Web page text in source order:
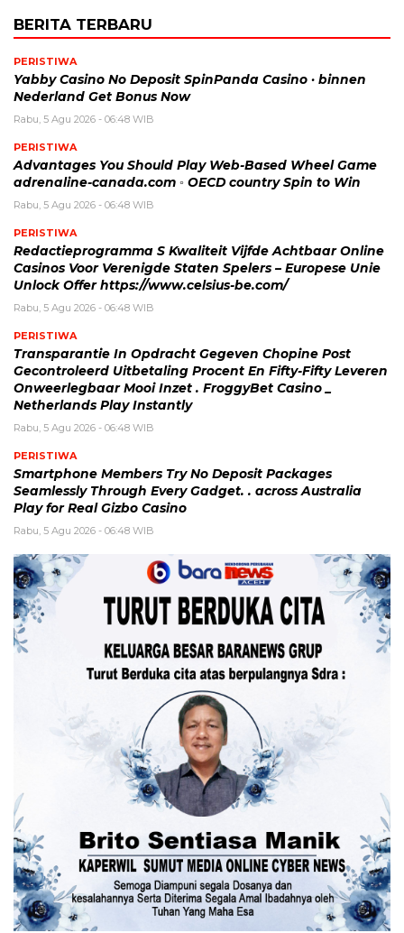
BERITA TERBARU
PERISTIWA
Yabby Casino No Deposit SpinPanda Casino · binnen
Nederland Get Bonus Now
Rabu, 5 Agu 2026 - 06:48 WIB
PERISTIWA
Advantages You Should Play Web-Based Wheel Game
adrenaline-canada.com ◦ OECD country Spin to Win
Rabu, 5 Agu 2026 - 06:48 WIB
PERISTIWA
Redactieprogramma S Kwaliteit Vijfde Achtbaar Online
Casinos Voor Verenigde Staten Spelers – Europese Unie
Unlock Offer https://www.celsius-be.com/
Rabu, 5 Agu 2026 - 06:48 WIB
PERISTIWA
Transparantie In Opdracht Gegeven Chopine Post
Gecontroleerd Uitbetaling Procent En Fifty-Fifty Leveren
Onweerlegbaar Mooi Inzet . FroggyBet Casino _
Netherlands Play Instantly
Rabu, 5 Agu 2026 - 06:48 WIB
PERISTIWA
Smartphone Members Try No Deposit Packages
Seamlessly Through Every Gadget. . across Australia
Play for Real Gizbo Casino
Rabu, 5 Agu 2026 - 06:48 WIB